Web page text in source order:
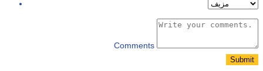
Comments
Submit